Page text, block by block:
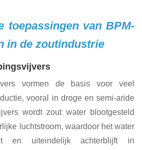
toepassingen van BPM-
in de zoutindustrie
vormen de basis voor veel
vooral in droge en semi-aride
wordt zout water blootgesteld
luchtstroom, waardoor het water
en uiteindelijk achterblijft in